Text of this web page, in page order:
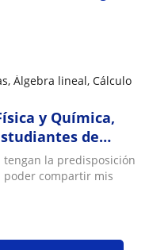
Álgebra lineal, Cálculo
y Química,
de
la predisposición
poder compartir mis